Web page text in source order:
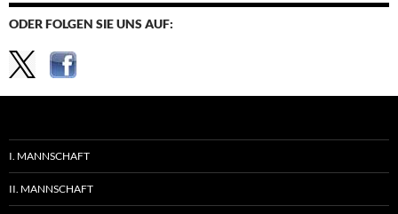
ODER FOLGEN SIE UNS AUF:
I. MANNSCHAFT
II. MANNSCHAFT